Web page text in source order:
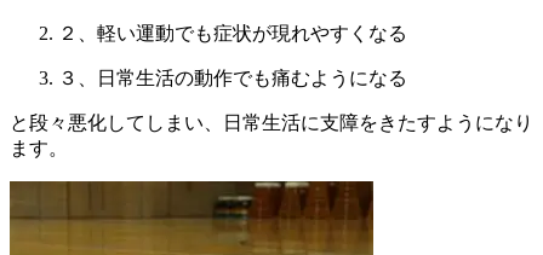
２、軽い運動でも症状が現れやすくなる
３、⽇常生活の動作でも痛むようになる
と段々悪化してしまい、日常生活に支障をきたすようになり
ます。